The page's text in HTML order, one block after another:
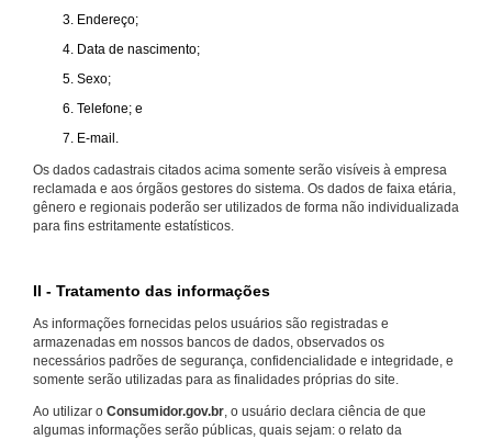
Endereço;
Data de nascimento;
Sexo;
Telefone; e
E-mail.
Os dados cadastrais citados acima somente serão visíveis à empresa
reclamada e aos órgãos gestores do sistema. Os dados de faixa etária,
gênero e regionais poderão ser utilizados de forma não individualizada
para fins estritamente estatísticos.
II - Tratamento das informações
As informações fornecidas pelos usuários são registradas e
armazenadas em nossos bancos de dados, observados os
necessários padrões de segurança, confidencialidade e integridade, e
somente serão utilizadas para as finalidades próprias do site.
Ao utilizar o Consumidor.gov.br, o usuário declara ciência de que
algumas informações serão públicas, quais sejam: o relato da